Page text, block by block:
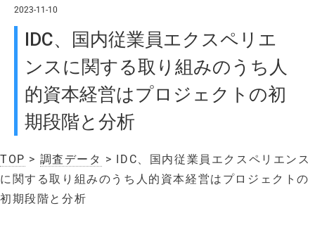
2023-11-10
IDC、国内従業員エクスペリエ
ンスに関する取り組みのうち人
的資本経営はプロジェクトの初
期段階と分析
TOP > 調査データ > IDC、国内従業員エクスペリエンス
に関する取り組みのうち人的資本経営はプロジェクトの
初期段階と分析